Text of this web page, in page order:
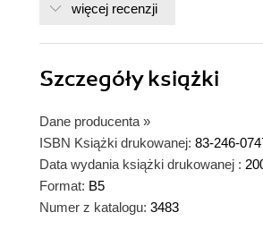
więcej recenzji
Szczegółyksiążki
Dane producenta »
ISBN Książki drukowanej: 83-246-
Data wydania książki drukowanej :
Format: B5
Numer z katalogu: 3483